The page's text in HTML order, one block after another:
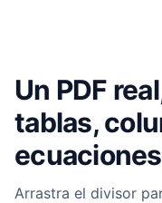
Un PDF
tablas,
Arrastra el divisor